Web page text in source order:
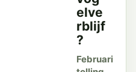
elve
rblijf
?
Februari